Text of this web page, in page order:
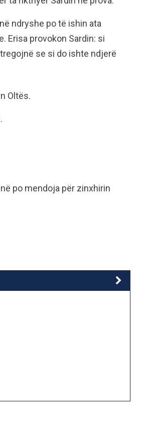
ndryshe po të ishin ata
Erisa provokon Sardin: si
se si do ishte ndjerë
Oltës.
po mendoja për zinxhirin